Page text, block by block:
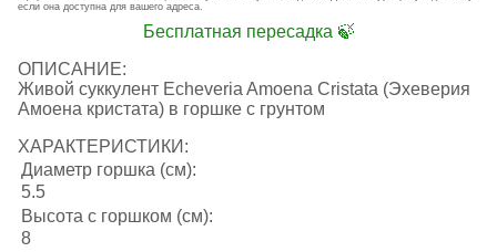
если она доступна для вашего адреса.
Бесплатная пересадка 🍃
ОПИСАНИЕ:
Живой суккулент Echeveria Amoena Cristata (Эхеверия
Амоена кристата) в горшке с грунтом
ХАРАКТЕРИСТИКИ:
Диаметр горшка (см):
5.5
Высота с горшком (см):
8